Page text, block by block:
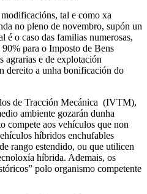
tal e como xa
no pleno de novembro, supón un
é o caso das familias numerosas,
para o Imposto de Bens
e de explotación
dereito a unha bonificación do
de Tracción Mecánica (IVTM),
ambiente gozarán dunha
compete aos vehículos que non
híbridos enchufables
rango estendido, ou que utilicen
híbrida. Ademais, os
polo organismo competente